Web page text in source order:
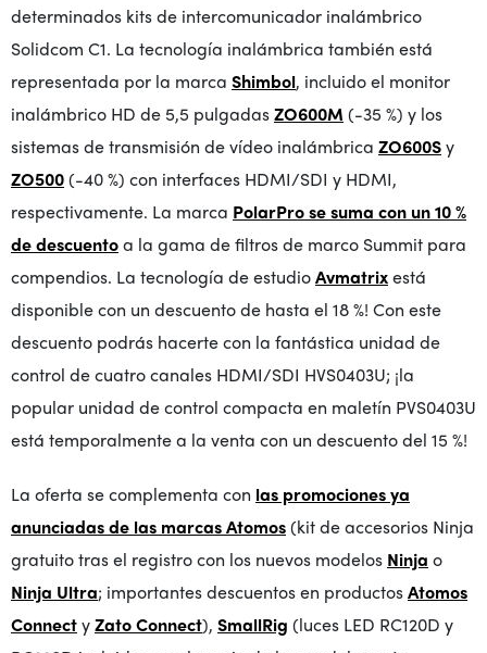
determinados kits de intercomunicador inalámbrico
Solidcom C1. La tecnología inalámbrica también está
representada por la marca Shimbol, incluido el monitor
inalámbrico HD de 5,5 pulgadasZO600M (-35 %) y los
sistemas de transmisión de vídeo inalámbrica ZO600Sy
ZO500(-40 %) con interfaces HDMI/SDI y HDMI,
respectivamente. La marca PolarPro se suma con un 10 %
de descuentoa la gama de filtros de marco Summit para
compendios. La tecnología de estudioAvmatrixestá
disponible con un descuento de hasta el 18 %! Con este
descuento podrás hacerte con la fantástica unidad de
control de cuatro canales HDMI/SDI HVS0403U; ¡la
popular unidad de control compacta en maletín PVS0403U
está temporalmente a la venta con un descuento del 15 %!
La oferta se complementa con las promociones ya
anunciadas de las marcas Atomos(kit de accesorios Ninja
gratuito tras el registro con los nuevos modelos Ninja o
Ninja Ultra; importantes descuentos en productosAtomos
ConnectyZato Connect), SmallRig (luces LED RC120D y